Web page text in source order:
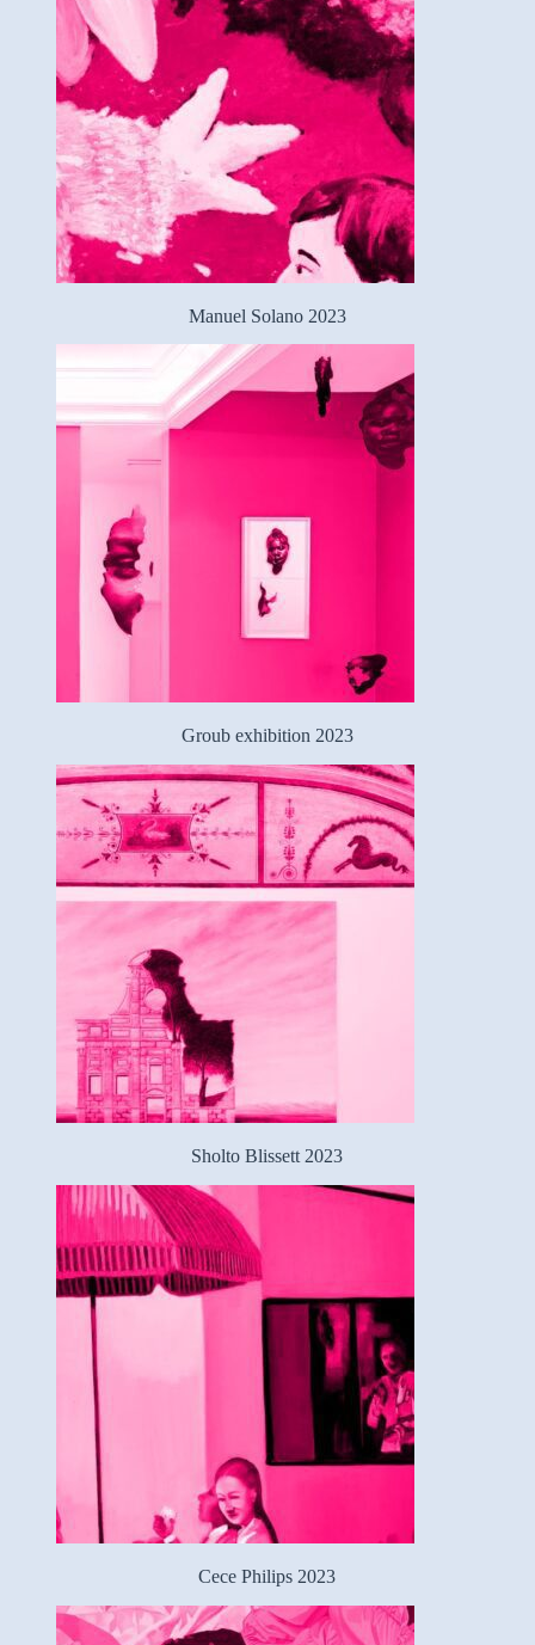
Manuel Solano 2023
Groub exhibition 2023
Sholto Blissett 2023
Cece Philips 2023